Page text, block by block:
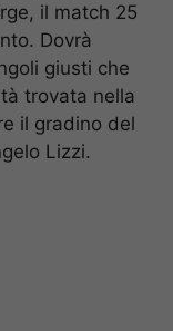
il match 25
Dovrà
giusti che
trovata nella
il gradino del
Lizzi.